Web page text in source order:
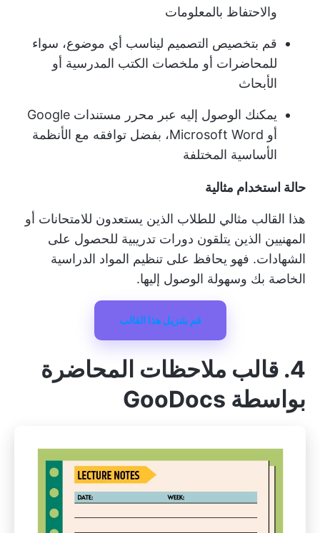
والاحتفاظ بالمعلومات
قم بتخصيص التصميم ليناسب أي موضوع، سواء
للمحاضرات أو ملخصات الكتب المدرسية أو
الأبحاث
يمكنك الوصول إليه عبر محرر مستندات Google
أو Microsoft Word، بفضل توافقه مع الأنظمة
الأساسية المختلفة
حالة استخدام مثالية
هذا القالب مثالي للطلاب الذين يستعدون للامتحانات أو
المهنيين الذين يتلقون دورات تدريبية للحصول على
الشهادات. فهو يحافظ على تنظيم المواد الدراسية
الخاصة بك وسهولة الوصول إليها.
قم بتنزيل هذا القالب
4. قالب ملاحظات المحاضرة
بواسطة GooDocs